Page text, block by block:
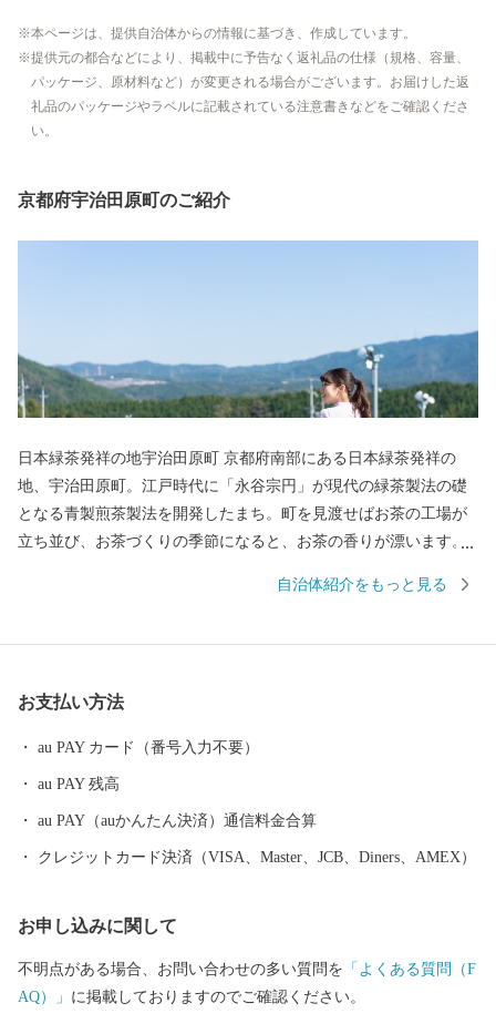
本ページは、提供自治体からの情報に基づき、作成しています。
提供元の都合などにより、掲載中に予告なく返礼品の仕様（規格、容量、
パッケージ、原材料など）が変更される場合がございます。お届けした返
礼品のパッケージやラベルに記載されている注意書きなどをご確認くださ
い。
京都府宇治田原町のご紹介
日本緑茶発祥の地宇治田原町 京都府南部にある日本緑茶発祥の
地、宇治田原町。江戸時代に「永谷宗円」が現代の緑茶製法の礎
となる青製煎茶製法を開発したまち。町を見渡せばお茶の工場が
立ち並び、お茶づくりの季節になると、お茶の香りが漂います。
る。」自分好みのお茶や、お茶に由来する名産品を手に入れるた
町の形がハートなので“ハートのまち宇治田原”としてまちづくり
をすすめています。宇治田原町にはおおらかで暖かい空気感、豊
ート形の展望台やお寺のハート形の窓などがあり、“ハートのふる
さと特産品”もご用意しています。 “ハート”フルな宇治田原町ふ
るさと特産品をお楽しみください。
自治体紹介をもっと見る
お支払い方法
au PAY カード（番号入力不要）
au PAY 残高
au PAY（auかんたん決済）通信料金合算
クレジットカード決済（VISA、Master、JCB、Diners、AMEX）
お申し込みに関して
不明点がある場合、お問い合わせの多い質問を 「よくある質問（F
AQ）」 に掲載しておりますのでご確認ください。